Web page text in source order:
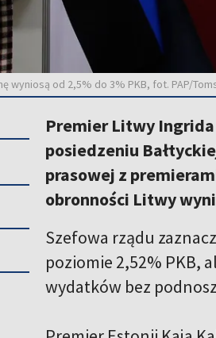
wyniosą od 2,5% do 3% PKB, fot. PAP/
Premier Litwy
posiedzeniu
prasowej z
obronności Litwy
Szefowa rządu
poziomie 2,52% PKB,
wydatków bez